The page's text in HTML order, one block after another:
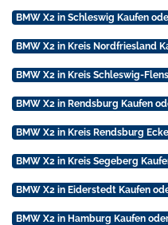
BMW X2 in Schleswig Kaufen
BMW X2 in Kreis Nordfriesland
BMW X2 in Kreis Schleswig-
BMW X2 in Rendsburg Kaufen
BMW X2 in Kreis Rendsburg
BMW X2 in Kreis Segeberg
BMW X2 in Eiderstedt Kaufen
BMW X2 in Hamburg Kaufen